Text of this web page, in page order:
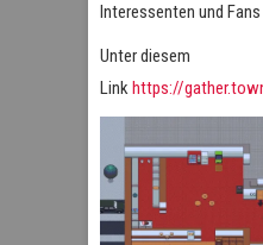
Interessenten und
Unter diesem
Linkhttps://